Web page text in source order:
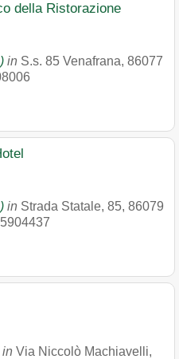
della Ristorazione
in S.s. 85 Venafrana, 86077
in Strada Statale, 85, 86079
in Via Niccolò Machiavelli,